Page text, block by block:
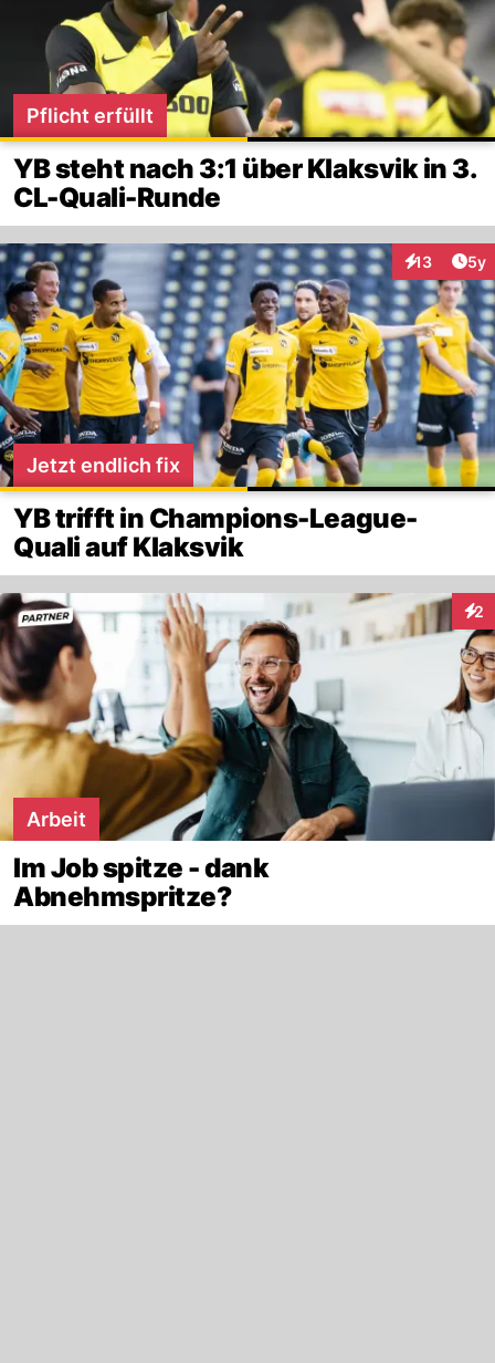
Pflicht erfüllt
YB steht nach 3:1 über Klaksvik in 3.
CL-Quali-Runde
13 5y
Jetzt endlich fix
YB trifft in Champions-League-
Quali auf Klaksvik
2
Arbeit
Im Job spitze - dank
Abnehmspritze?